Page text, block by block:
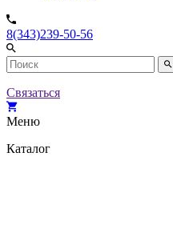
8(343)239-50-56
Связаться
Меню
Каталог